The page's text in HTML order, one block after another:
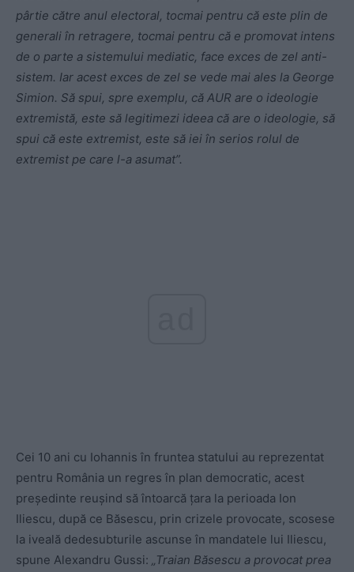
pârtie către anul electoral, tocmai pentru că este plin de
generali în retragere, tocmai pentru că e promovat intens
de o parte a sistemului mediatic, face exces de zel anti-
sistem. Iar acest exces de zel se vede mai ales la George
Simion. Să spui, spre exemplu, că AUR are o ideologie
extremistă, este să legitimezi ideea că are o ideologie, să
spui că este extremist, este să iei în serios rolul de
extremist pe care l-a asumat”.
Cei 10 ani cu Iohannis în fruntea statului au reprezentat
pentru România un regres în plan democratic, acest
președinte reușind să întoarcă țara la perioada Ion
Iliescu, după ce Băsescu, prin crizele provocate, scosese
la iveală dedesubturile ascunse în mandatele lui Iliescu,
spune Alexandru Gussi: „Traian Băsescu a provocat prea